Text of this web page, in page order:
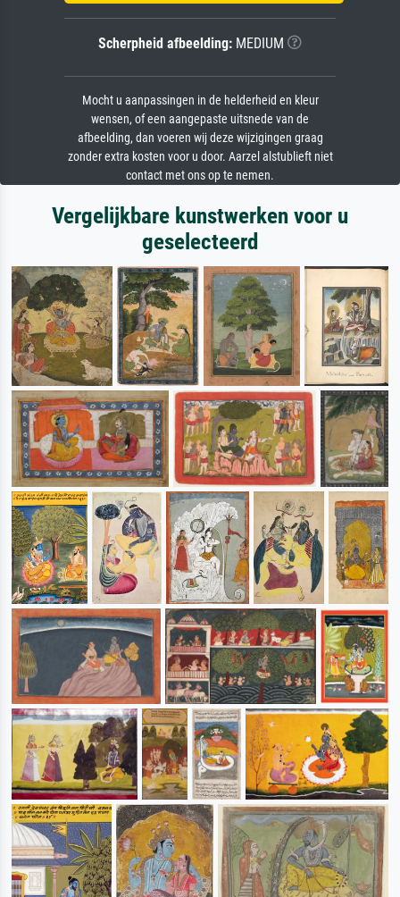
Scherpheid afbeelding: MEDIUM
Mocht u aanpassingen in de helderheid en kleur
wensen, of een aangepaste uitsnede van de
afbeelding, dan voeren wij deze wijzigingen graag
zonder extra kosten voor u door. Aarzel alstublieft niet
contact met ons op te nemen.
Vergelijkbare kunstwerken voor u
geselecteerd